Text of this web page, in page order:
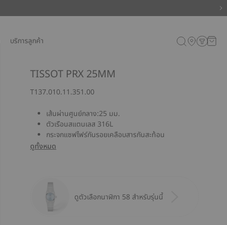
บริการลูกค้า
TISSOT PRX 25MM
T137.010.11.351.00
เส้นผ่านศูนย์กลาง:25 มม.
ตัวเรือนสแตนเลส 316L
กระจกแซฟไฟร์กันรอยเคลือบสารกันสะท้อน
ดูทั้งหมด
ดูตัวเลือกนาฬิกา 58 สำหรับรุ่นนี้